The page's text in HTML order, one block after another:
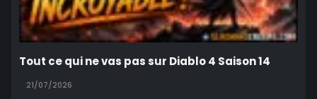
Tout ce qui ne vas pas sur Diablo 4 Saison 14
21/07/2026